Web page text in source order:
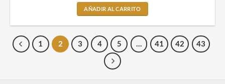
AÑADIR AL CARRITO
1 2 3 4 5 … 41 42 43